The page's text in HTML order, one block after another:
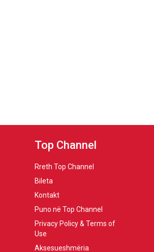
Top Channel
Rreth Top Channel
Bileta
Kontakt
Puno në Top Channel
Privacy Policy & Terms of
Use
Aksesueshmëria